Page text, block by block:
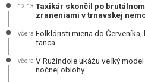
12:13 Taxikár skončil po
zraneniami v trnavskej
včera Folklóristi mieria do
tanca
včera V Ružindole ukážu veľký
nočnej oblohy